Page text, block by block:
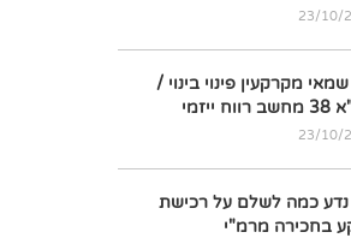
23/10/
מקרקעין פינוי בינוי /
ייזמי
23/10/
נדע כמה לשלם על רכישת
בחכירה מרמ"י